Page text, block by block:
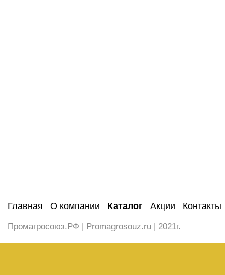
Главная О компании Каталог Акции
Контакты
Промагросоюз.РФ | Promagrosouz.ru | 2021г.